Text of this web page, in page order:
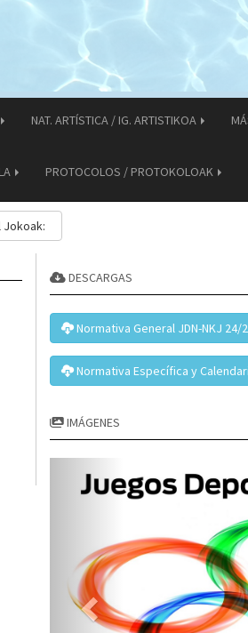
NAT. ARTÍSTICA / IG. ARTISTIKOA
PROTOCOLOS / PROTOKOLOAK
Jokoak:
DESCARGAS
Normativa General JDN-NKJ 24/
Normativa Específica y
IMÁGENES